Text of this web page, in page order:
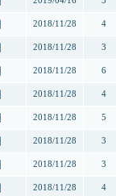
2018/11/28 4
2018/11/28 3
2018/11/28 6
2018/11/28 4
2018/11/28 5
2018/11/28 3
2018/11/28 3
2018/11/28 4